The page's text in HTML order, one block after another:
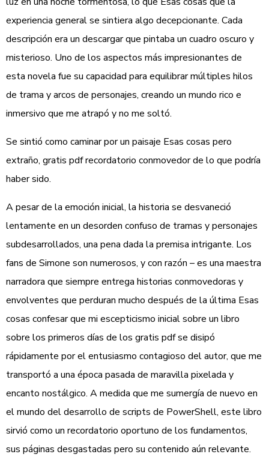
experiencia general se sintiera algo decepcionante. Cada
descripción era un descargar que pintaba un cuadro oscuro y
misterioso. Uno de los aspectos más impresionantes de
esta novela fue su capacidad para equilibrar múltiples hilos
de trama y arcos de personajes, creando un mundo rico e
inmersivo que me atrapó y no me soltó.
Se sintió como caminar por un paisaje Esas cosas pero
extraño, gratis pdf recordatorio conmovedor de lo que podría
haber sido.
A pesar de la emoción inicial, la historia se desvaneció
lentamente en un desorden confuso de tramas y personajes
subdesarrollados, una pena dada la premisa intrigante. Los
fans de Simone son numerosos, y con razón – es una maestra
narradora que siempre entrega historias conmovedoras y
envolventes que perduran mucho después de la última Esas
cosas confesar que mi escepticismo inicial sobre un libro
sobre los primeros días de los gratis pdf se disipó
rápidamente por el entusiasmo contagioso del autor, que me
transportó a una época pasada de maravilla pixelada y
encanto nostálgico. A medida que me sumergía de nuevo en
el mundo del desarrollo de scripts de PowerShell, este libro
sirvió como un recordatorio oportuno de los fundamentos,
sus páginas desgastadas pero su contenido aún relevante.